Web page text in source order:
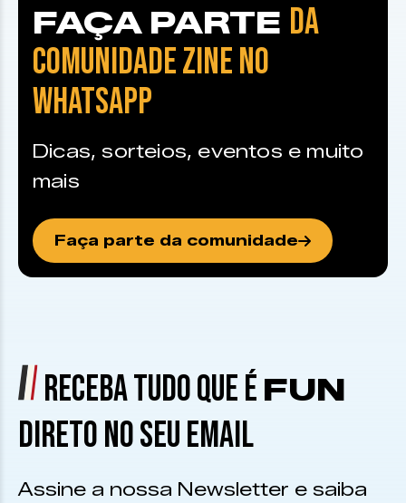
FAÇA PARTE DA
COMUNIDADE ZINE NO
WHATSAPP
Dicas, sorteios, eventos e muito
mais
Faça parte da comunidade
RECEBA TUDO QUE É FUN
DIRETO NO SEU EMAIL
Assine a nossa Newsletter e saiba